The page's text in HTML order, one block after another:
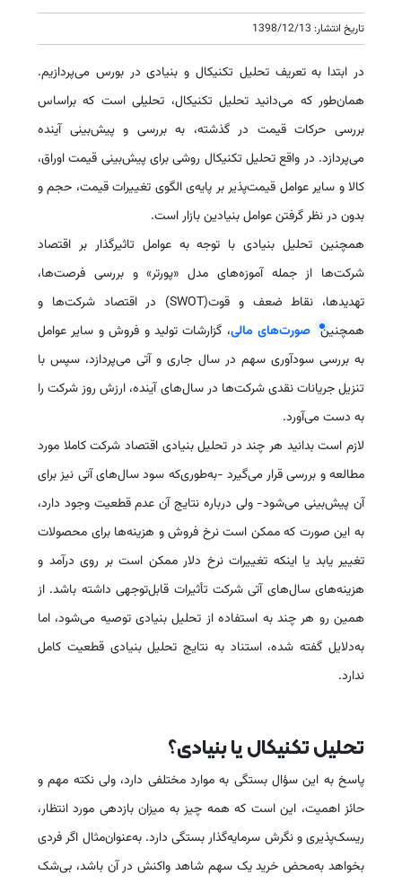
تاریخ انتشار: 1398/12/13
در ابتدا به تعریف تحلیل تکنیکال و بنیادی در بورس می‌پردازیم.
همان‌طور که می‌دانید تحلیل تکنیکال، تحلیلی است که براساس
بررسی حرکات قیمت در گذشته، به بررسی و پیش‌بینی آینده
می‌پردازد. در واقع تحلیل تکنیکال روشی برای پیش‌بینی قیمت اوراق،
کالا و سایر عوامل قیمت‌پذیر بر پایه‌ی الگوی تغییرات قیمت، حجم و
بدون در نظر گرفتن عوامل بنیادین بازار است.
همچنین تحلیل بنیادی با توجه به عوامل تاثیرگذار بر اقتصاد
شرکت‌ها از جمله آموزه‌های مدل «پورتر» و بررسی فرصت‌ها،
تهدیدها، نقاط ضعف و قوتSWOT)) در اقتصاد شرکت‌ها و
همچنین صورت‌های مالی، گزارشات تولید و فروش و سایر عوامل
به بررسی سودآوری سهم در سال جاری و آتی می‌پردازد، سپس با
تنزیل جریانات نقدی شرکت‌ها در سال‌های آینده، ارزش روز شرکت را
به دست می‌آورد.
لازم است بدانید هر چند در تحلیل بنیادی اقتصاد شرکت کاملا مورد
مطالعه و بررسی قرار می‌گیرد -به‌طوری‌که سود سال‌های آتی نیز برای
آن پیش‌بینی می‌شود- ولی درباره نتایج آن عدم قطعیت وجود دارد،
به این صورت که ممکن است نرخ فروش و هزینه‌ها برای محصولات
تغییر یابد یا اینکه تغییرات نرخ دلار ممکن است بر روی درآمد و
هزینه‌های سال‌های آتی شرکت‌ تأثیرات قابل‌توجهی داشته باشد. از
همین رو هر چند به استفاده از تحلیل بنیادی توصیه می‌شود، اما
به‌دلایل گفته شده، استناد به نتایج تحلیل بنیادی قطعیت کامل
ندارد.
تحلیل تکنیکال یا بنیادی؟
پاسخ به این سؤال بستگی به موارد مختلفی دارد، ولی نکته‌ مهم و
حائز اهمیت، این است که همه چیز به میزان بازدهی مورد انتظار،
ریسک‌پذیری و نگرش سرمایه‌گذار بستگی دارد. به‌عنوان‌مثال اگر فردی
بخواهد به‌محض خرید یک سهم شاهد واکنش در آن باشد، بی‌شک